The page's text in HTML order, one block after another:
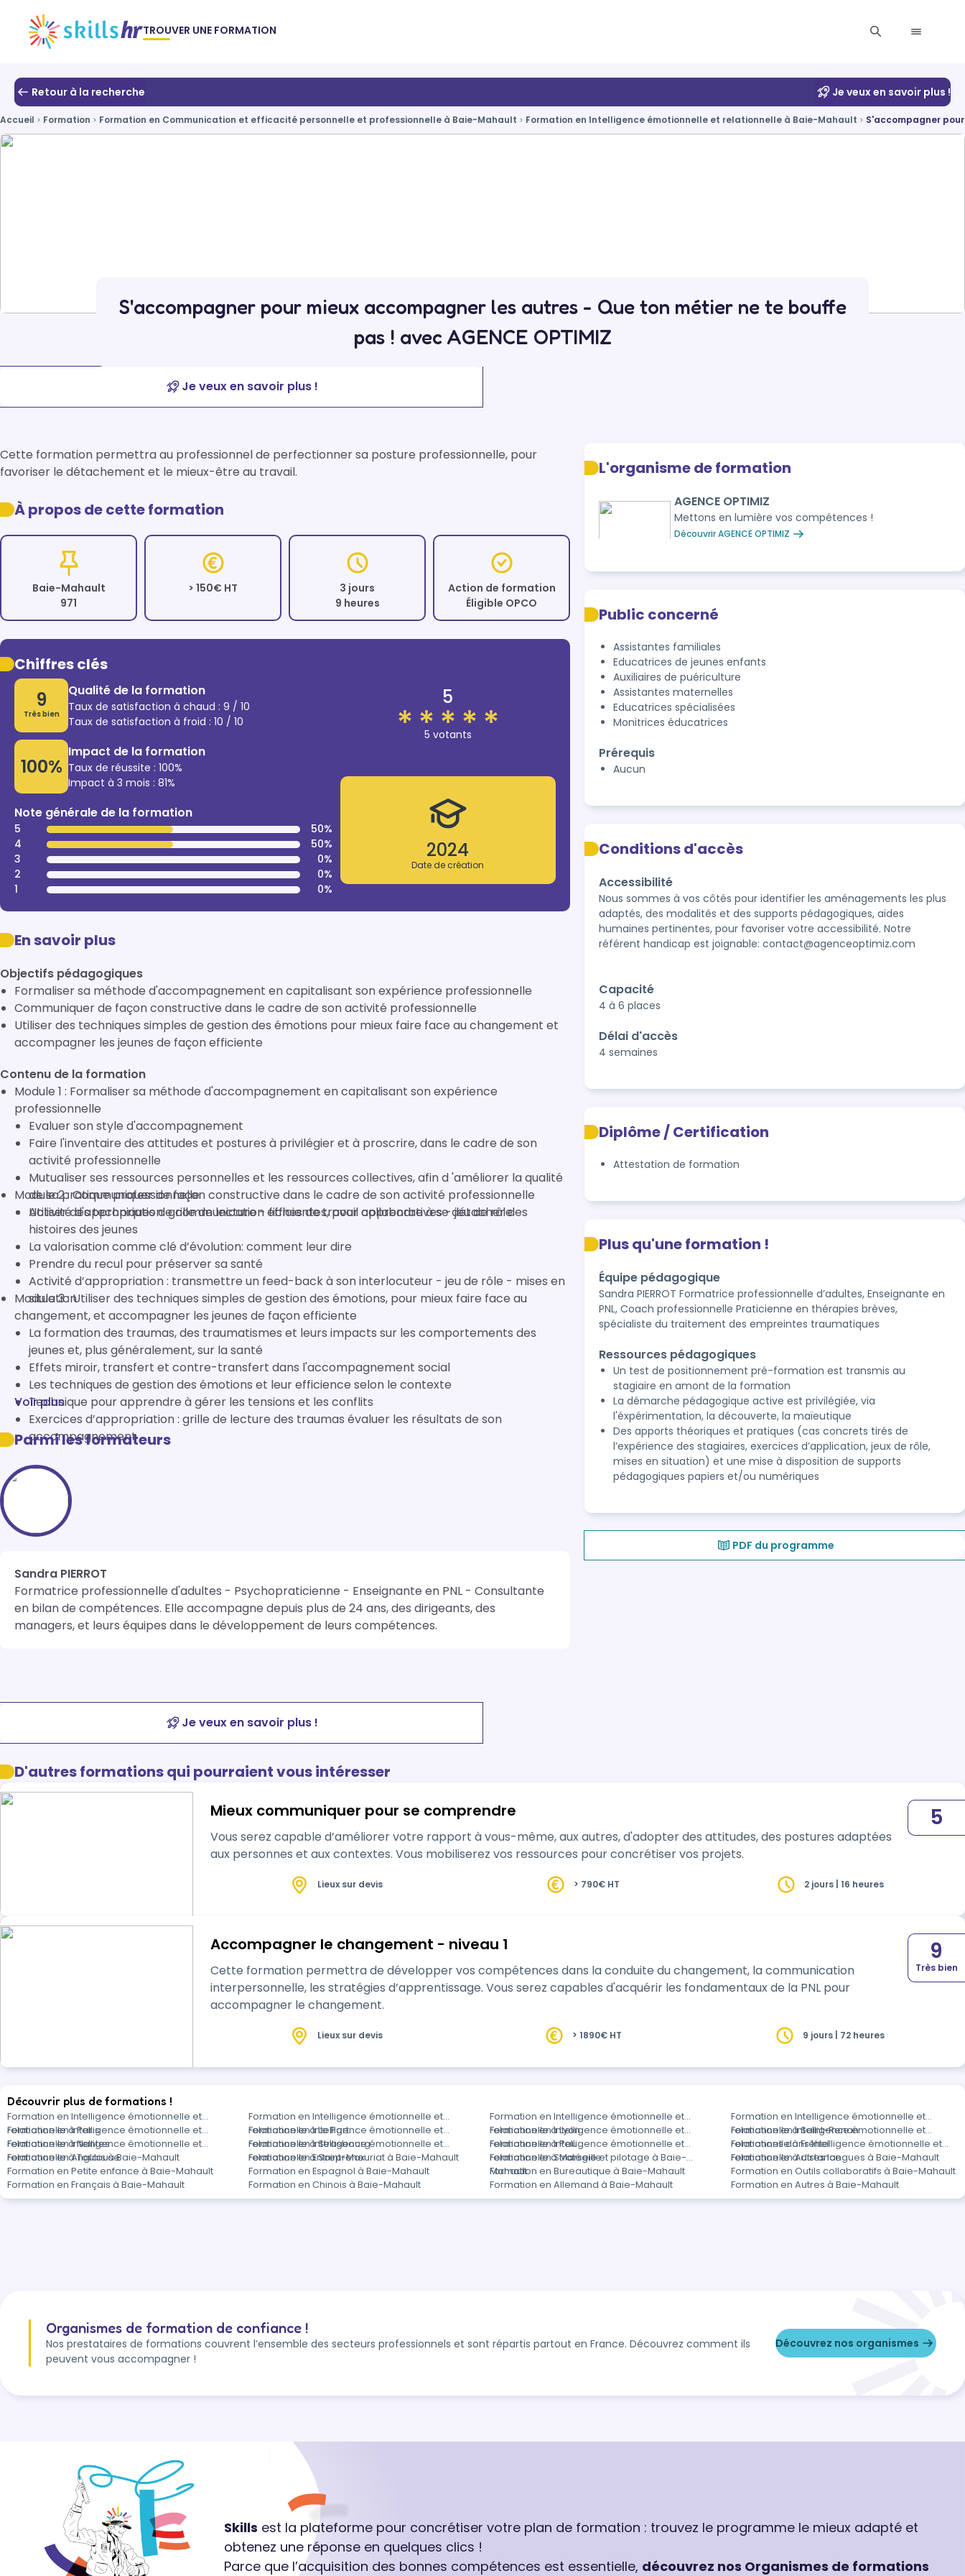
TROUVER UNE FORMATION
Retour à la recherche Je veux en savoir plus !
Accueil Formation Formation en Communication et efficacité personnelle et professionnelle à Baie-Mahault Formation en Intelligence émotionnelle et relationnelle à Baie-Mahault S'accompagner
S'accompagner pour mieux accompagner les autres - Que ton métier ne te bouffe
pas ! avec AGENCE OPTIMIZ
Je veux en savoir plus !
Cette formation permettra au professionnel de perfectionner sa posture professionnelle, pour
favoriser le détachement et le mieux-être au travail.
À propos de cette formation
Baie-Mahault
971
> 150€ HT
3 jours
9 heures
Action de formation
Éligible OPCO
Chiffres clés
9
Très bien
Qualité de la formation
Taux de satisfaction à chaud : 9 / 10
Taux de satisfaction à froid : 10 / 10
100%
Impact de la formation
Taux de réussite : 100%
Impact à 3 mois : 81%
Note générale de la formation
5
50%
4
50%
3
0%
2
0%
1
0%
5
5 votants
2024
Date de création
En savoir plus
Objectifs pédagogiques
Formaliser sa méthode d'accompagnement en capitalisant son expérience professionnelle
Communiquer de façon constructive dans le cadre de son activité professionnelle
Utiliser des techniques simples de gestion des émotions pour mieux faire face au changement et
accompagner les jeunes de façon efficiente
Contenu de la formation
Module 1 : Formaliser sa méthode d'accompagnement en capitalisant son expérience
professionnelle
Evaluer son style d'accompagnement
Faire l'inventaire des attitudes et postures à privilégier et à proscrire, dans le cadre de son
activité professionnelle
Mutualiser ses ressources personnelles et les ressources collectives, afin d 'améliorer la qualité
de sa pratique professionnelle
Activité d'appropriation: grille de lecture - fiches de travail collaboratives - jeu de rôle
Module 2 : Communiquer de façon constructive dans le cadre de son activité professionnelle
Utiliser des techniques de communication efficientes, pour apprendre à se détacher des
histoires des jeunes
La valorisation comme clé d’évolution: comment leur dire
Prendre du recul pour préserver sa santé
Activité d’appropriation : transmettre un feed-back à son interlocuteur - jeu de rôle - mises en
situation
Module 3 : Utiliser des techniques simples de gestion des émotions, pour mieux faire face au
changement, et accompagner les jeunes de façon efficiente
La formation des traumas, des traumatismes et leurs impacts sur les comportements des
jeunes et, plus généralement, sur la santé
Effets miroir, transfert et contre-transfert dans l'accompagnement social
Les techniques de gestion des émotions et leur efficience selon le contexte
Technique pour apprendre à gérer les tensions et les conflits
Exercices d’appropriation : grille de lecture des traumas évaluer les résultats de son
accompagnement
Voir plus
Parmi les formateurs
Sandra PIERROT
Formatrice professionnelle d'adultes - Psychopraticienne - Enseignante en PNL - Consultante
en bilan de compétences. Elle accompagne depuis plus de 24 ans, des dirigeants, des
managers, et leurs équipes dans le développement de leurs compétences.
L'organisme de formation
AGENCE OPTIMIZ
Mettons en lumière vos compétences !
Découvrir AGENCE OPTIMIZ
Public concerné
Assistantes familiales
Educatrices de jeunes enfants
Auxiliaires de puériculture
Assistantes maternelles
Educatrices spécialisées
Monitrices éducatrices
Prérequis
Aucun
Conditions d'accès
Accessibilité
Nous sommes à vos côtés pour identifier les aménagements les plus
adaptés, des modalités et des supports pédagogiques, aides
humaines pertinentes, pour favoriser votre accessibilité. Notre
référent handicap est joignable: contact@agenceoptimiz.com
Capacité
4 à 6 places
Délai d'accès
4 semaines
Diplôme / Certification
Attestation de formation
Plus qu'une formation !
Équipe pédagogique
Sandra PIERROT Formatrice professionnelle d’adultes, Enseignante en
PNL, Coach professionnelle Praticienne en thérapies brèves,
spécialiste du traitement des empreintes traumatiques
Ressources pédagogiques
Un test de positionnement pré-formation est transmis au
stagiaire en amont de la formation
La démarche pédagogique active est privilégiée, via
l'éxpérimentation, la découverte, la maïeutique
Des apports théoriques et pratiques (cas concrets tirés de
l’expérience des stagiaires, exercices d’application, jeux de rôle,
mises en situation) et une mise à disposition de supports
pédagogiques papiers et/ou numériques
PDF du programme
Je veux en savoir plus !
D'autres formations qui pourraient vous intéresser
Mieux communiquer pour se comprendre
Vous serez capable d’améliorer votre rapport à vous-même, aux autres, d'adopter des attitudes, des postures adaptées
aux personnes et aux contextes. Vous mobiliserez vos ressources pour concrétiser vos projets.
5
Lieux sur devis > 790€ HT 2 jours | 16 heures
Accompagner le changement - niveau 1
Cette formation permettra de développer vos compétences dans la conduite du changement, la communication
interpersonnelle, les stratégies d’apprentissage. Vous serez capables d'acquérir les fondamentaux de la PNL pour
accompagner le changement.
9
Très bien
Lieux sur devis > 1890€ HT 9 jours | 72 heures
Découvrir plus de formations !
Formation en Intelligence émotionnelle et
relationnelle à Paris
Formation en Intelligence émotionnelle et
relationnelle à Le Port
Formation en Intelligence émotionnelle et
relationnelle à Lyon
Formation en Intelligence émotionnelle et
relationnelle à Saint-Renan
Formation en Intelligence émotionnelle et
relationnelle à Nantes
Formation en Intelligence émotionnelle et
relationnelle à Strasbourg
Formation en Intelligence émotionnelle et
relationnelle à Pau
Formation en Intelligence émotionnelle et
relationnelle à Fréhel
Formation en Intelligence émotionnelle et
relationnelle à Toulouse
Formation en Intelligence émotionnelle et
relationnelle à Saint-Max
Formation en Intelligence émotionnelle et
relationnelle à Marseille
Formations dans Intelligence émotionnelle et
relationnelle à distance
Formation en Anglais à Baie-Mahault Formation en Entrepreneuriat à Baie-Mahault
Formation en Stratégie et pilotage à Baie-
Mahault
Formation en Autres langues à Baie-Mahault
Formation en Petite enfance à Baie-Mahault
Formation en Espagnol à Baie-Mahault Formation en Bureautique à Baie-Mahault
Formation en Outils collaboratifs à Baie-Mahault
Formation en Français à Baie-Mahault
Formation en Chinois à Baie-Mahault Formation en Allemand à Baie-Mahault Formation en Autres à Baie-Mahault
Organismes de formation de confiance !
Nos prestataires de formations couvrent l’ensemble des secteurs professionnels et sont répartis partout en France. Découvrez comment ils
peuvent vous accompagner !
Découvrez nos organismes
Skills est la plateforme pour concrétiser votre plan de formation : trouvez le programme le mieux adapté et
obtenez une réponse en quelques clics !
Parce que l’acquisition des bonnes compétences est essentielle, découvrez nos Organismes de formations